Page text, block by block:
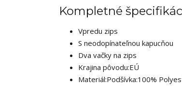
Kompletné
Vpredu zips
S neodopínateľnou kapucňou
Dva vačky na zips
Krajina pôvodu:EÚ
Materiál:Podšívka:100%